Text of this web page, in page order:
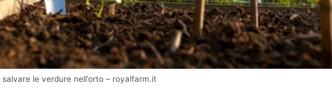
le verdure nell’orto – royalfarm.it